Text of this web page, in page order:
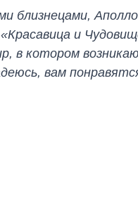
близнецами,
и
в котором
вам